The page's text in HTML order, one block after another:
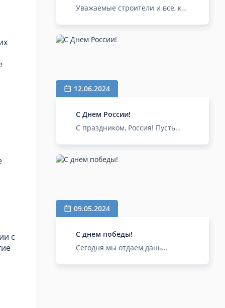
с
Уважаемые строители и все, кто
благоустройством нашего
окружения, поздравляем вас с
12.06.2024
С Днем России!
С праздником, Россия! Пусть
достижений и гордости за нашу
великую страну!
09.05.2024
С днем победы!
Сегодня мы отдаем дань
наших предков, отстоявших